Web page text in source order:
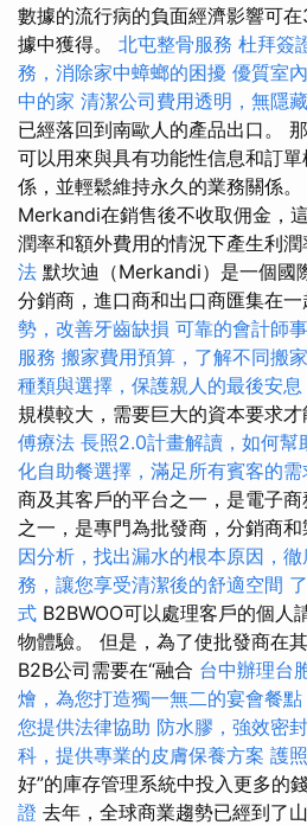
數據的流行病的負面經濟影響可
據中獲得。 北屯整骨服務 杜拜簽
務，消除家中蟑螂的困擾 優質室
中的家 清潔公司費用透明，無隱
已經落回到南歐人的產品出口。
可以用來與具有功能性信息和訂
係，並輕鬆維持永久的業務關係。
Merkandi在銷售後不收取佣金，
潤率和額外費用的情況下產生利潤
法 默坎迪（Merkandi）是一個國
分銷商，進口商和出口商匯集在一
勢，改善牙齒缺損 可靠的會計師
服務 搬家費用預算，了解不同搬
種類與選擇，保護親人的最後安息
規模較大，需要巨大的資本要求才
傅療法 長照2.0計畫解讀，如何幫
化自助餐選擇，滿足所有賓客的需
商及其客戶的平台之一，是電子
之一，是專門為批發商，分銷商和
因分析，找出漏水的根本原因，
務，讓您享受清潔後的舒適空間
式 B2BWOO可以處理客戶的個人
物體驗。 但是，為了使批發商在
B2B公司需要在“融合 台中辦理台
燴，為您打造獨一無二的宴會餐點
您提供法律協助 防水膠，強效密
科，提供專業的皮膚保養方案 護
好”的庫存管理系統中投入更多的
證 去年，全球商業趨勢已經到了